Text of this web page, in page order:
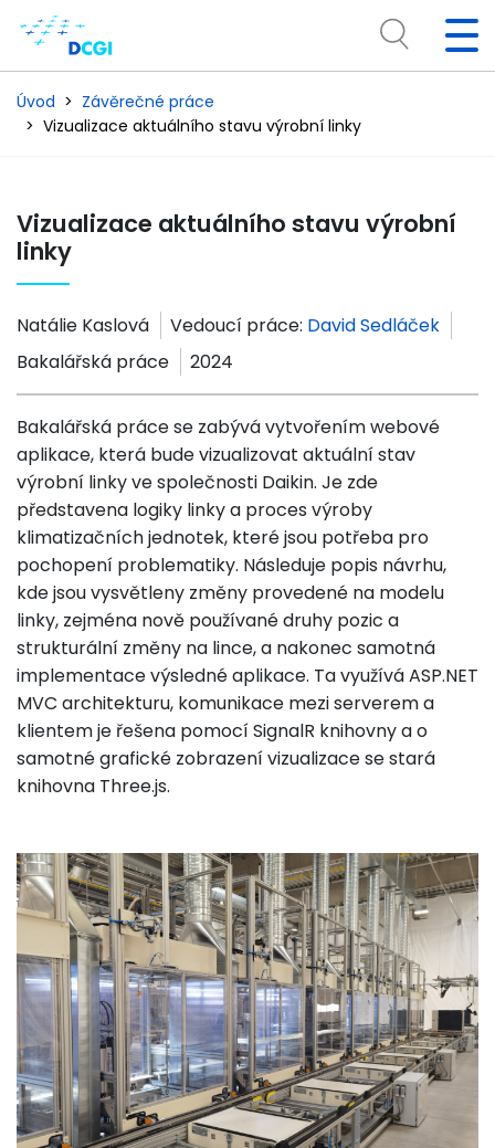
Úvod
Závěrečné práce
Vizualizace aktuálního stavu výrobní linky
Vizualizace aktuálního stavu výrobní
linky
Natálie Kaslová Vedoucí práce: David Sedláček
Bakalářská práce
2024
Bakalářská práce se zabývá vytvořením webové
aplikace, která bude vizualizovat aktuální stav
výrobní linky ve společnosti Daikin. Je zde
představena logiky linky a proces výroby
klimatizačních jednotek, které jsou potřeba pro
pochopení problematiky. Následuje popis návrhu,
kde jsou vysvětleny změny provedené na modelu
linky, zejména nově používané druhy pozic a
strukturální změny na lince, a nakonec samotná
implementace výsledné aplikace. Ta využívá ASP.NET
MVC architekturu, komunikace mezi serverem a
klientem je řešena pomocí SignalR knihovny a o
samotné grafické zobrazení vizualizace se stará
knihovna Three.js.